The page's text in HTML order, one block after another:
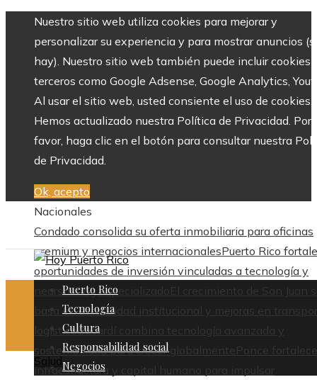
Nuestro sitio web utiliza cookies para mejorar y
personalizar su experiencia y para mostrar anuncios
hay). Nuestro sitio web también puede incluir cookies
terceros como Google Adsense, Google Analytics,
Al usar el sitio web, usted consiente el uso de cookies.
Hemos actualizado nuestra Política de Privacidad. Por
favor, haga clic en el botón para consultar nuestra
de Privacidad.
Ok, acepto
Nacionales
Condado consolida su oferta inmobiliaria para oficinas
premium y negocios internacionalesPuerto Rico
oportunidades de inversión vinculadas a tecnología y
nearshoring especializado El crecimiento de San Juan
basa en estabilidad institucional y mejoras en
logísticoBacardí combina tecnología avanzada y
sostenibilidad para crecer globalmente Ponce
infraestructura y capital humano para impulsar
Puerto Rico
Tecnología
Cultura
Responsabilidad social
Negocios
Salud